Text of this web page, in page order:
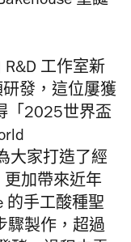
工作室新
研發，這位屢獲
「2025世界盃
大家打造了經
更加帶來近年
的手工酸種聖
驟製作，超過